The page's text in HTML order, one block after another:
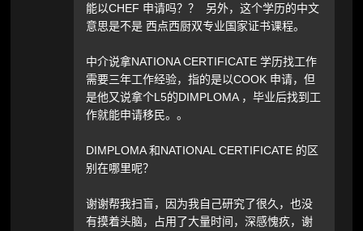
能以CHEF 申请吗？？ 另外，这个学历的中文
意思是不是 西点西厨双专业国家证书课程。
中介说拿NATIONA CERTIFICATE 学历找工作
需要三年工作经验，指的是以COOK 申请，但
是他又说拿个L5的DIMPLOMA ，毕业后找到工
作就能申请移民。。
DIMPLOMA 和NATIONAL CERTIFICATE 的区
别在哪里呢？
谢谢帮我扫盲，因为我自己研究了很久，也没
有摸着头脑，占用了大量时间，深感愧疚，谢